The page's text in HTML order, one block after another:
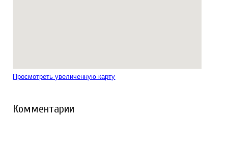
Просмотреть увеличенную карту
Комментарии